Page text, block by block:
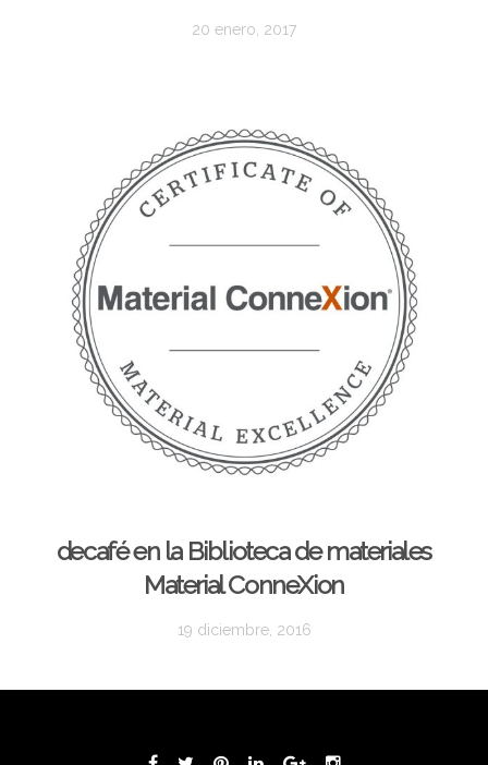
20 enero, 2017
decafé en la Biblioteca de materiales
Material ConneXion
19 diciembre, 2016